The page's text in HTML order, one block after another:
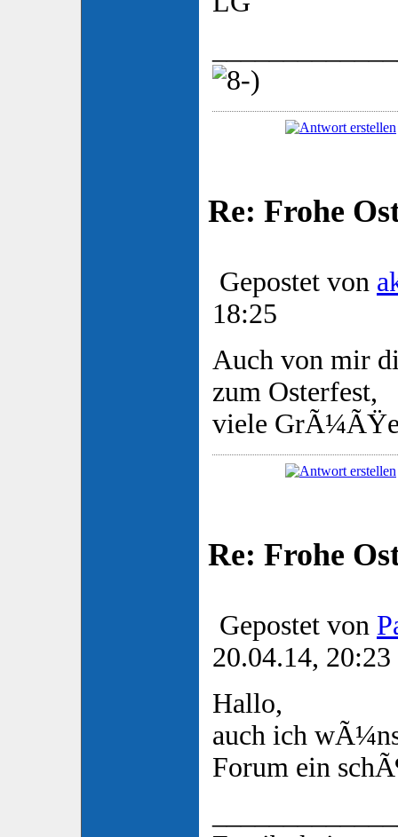
Re: Frohe
Gepostet von
18:25
Auch von mir
zum Osterfest,
viele
Re: Frohe
Gepostet von
20.04.14, 20:23
Hallo,
auch ich
Forum ein